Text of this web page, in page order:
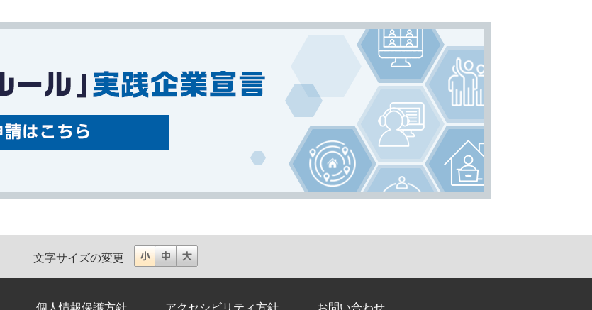
文字サイズの変更